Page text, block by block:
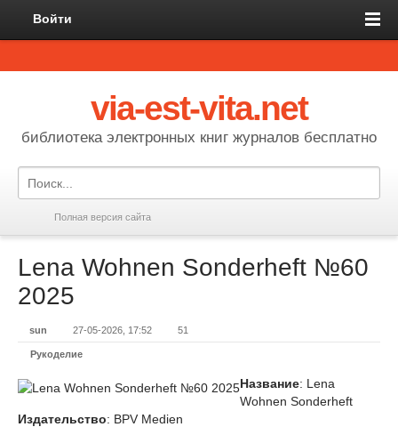
Войти
via-est-vita.net
библиотека электронных книг журналов бесплатно
Полная версия сайта
Lena Wohnen Sonderheft №60
2025
sun 27-05-2026, 17:52 51
Рукоделие
Название: Lena
Wohnen Sonderheft
Издательство: BPV Medien